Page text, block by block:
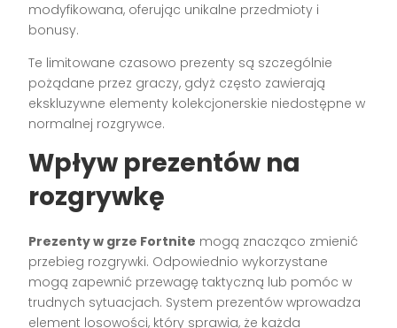
modyfikowana, oferując unikalne przedmioty i
bonusy.
Te limitowane czasowo prezenty są szczególnie
pożądane przez graczy, gdyż często zawierają
ekskluzywne elementy kolekcjonerskie niedostępne w
normalnej rozgrywce.
Wpływ prezentów na
rozgrywkę
Prezenty w grze Fortnite mogą znacząco zmienić
przebieg rozgrywki. Odpowiednio wykorzystane
mogą zapewnić przewagę taktyczną lub pomóc w
trudnych sytuacjach. System prezentów wprowadza
element losowości, który sprawia, że każda